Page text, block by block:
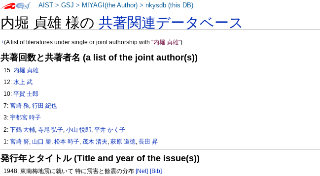
内堀 貞雄 様の共著関連データベース
+(A list of literatures under single or joint authorship with"内堀 貞雄")
共著回数と共著者名 (a list of the joint author(s))
15: 内堀 貞雄
12:水上 武
10:平賀 士郎
7:宮崎 務,行田 紀也
3:宇都宮 時子
2:下鶴 大輔 ,寺尾 弘子 ,小山 悦郎 ,平井 かく子
1:宮崎 努 山口 勝 ,松本 時子 茂木 清夫 ,萩原 道徳 ,長田 昇
発行年とタイトル (Title and year of the issue(s))
1948: 東南梅地震に就いて 特に震害と餘震の分布 [Net] [Bib]
AIST >GSJ > MIYAGI(the Author) >nkysdb (this DB)